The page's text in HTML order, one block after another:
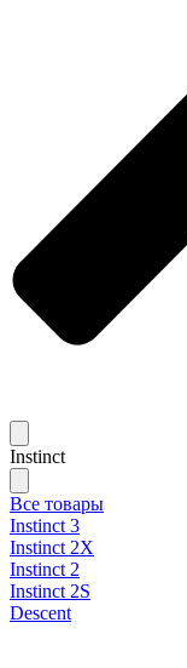
Instinct
Все товары
Instinct 3
Instinct 2X
Instinct 2
Instinct 2S
Descent